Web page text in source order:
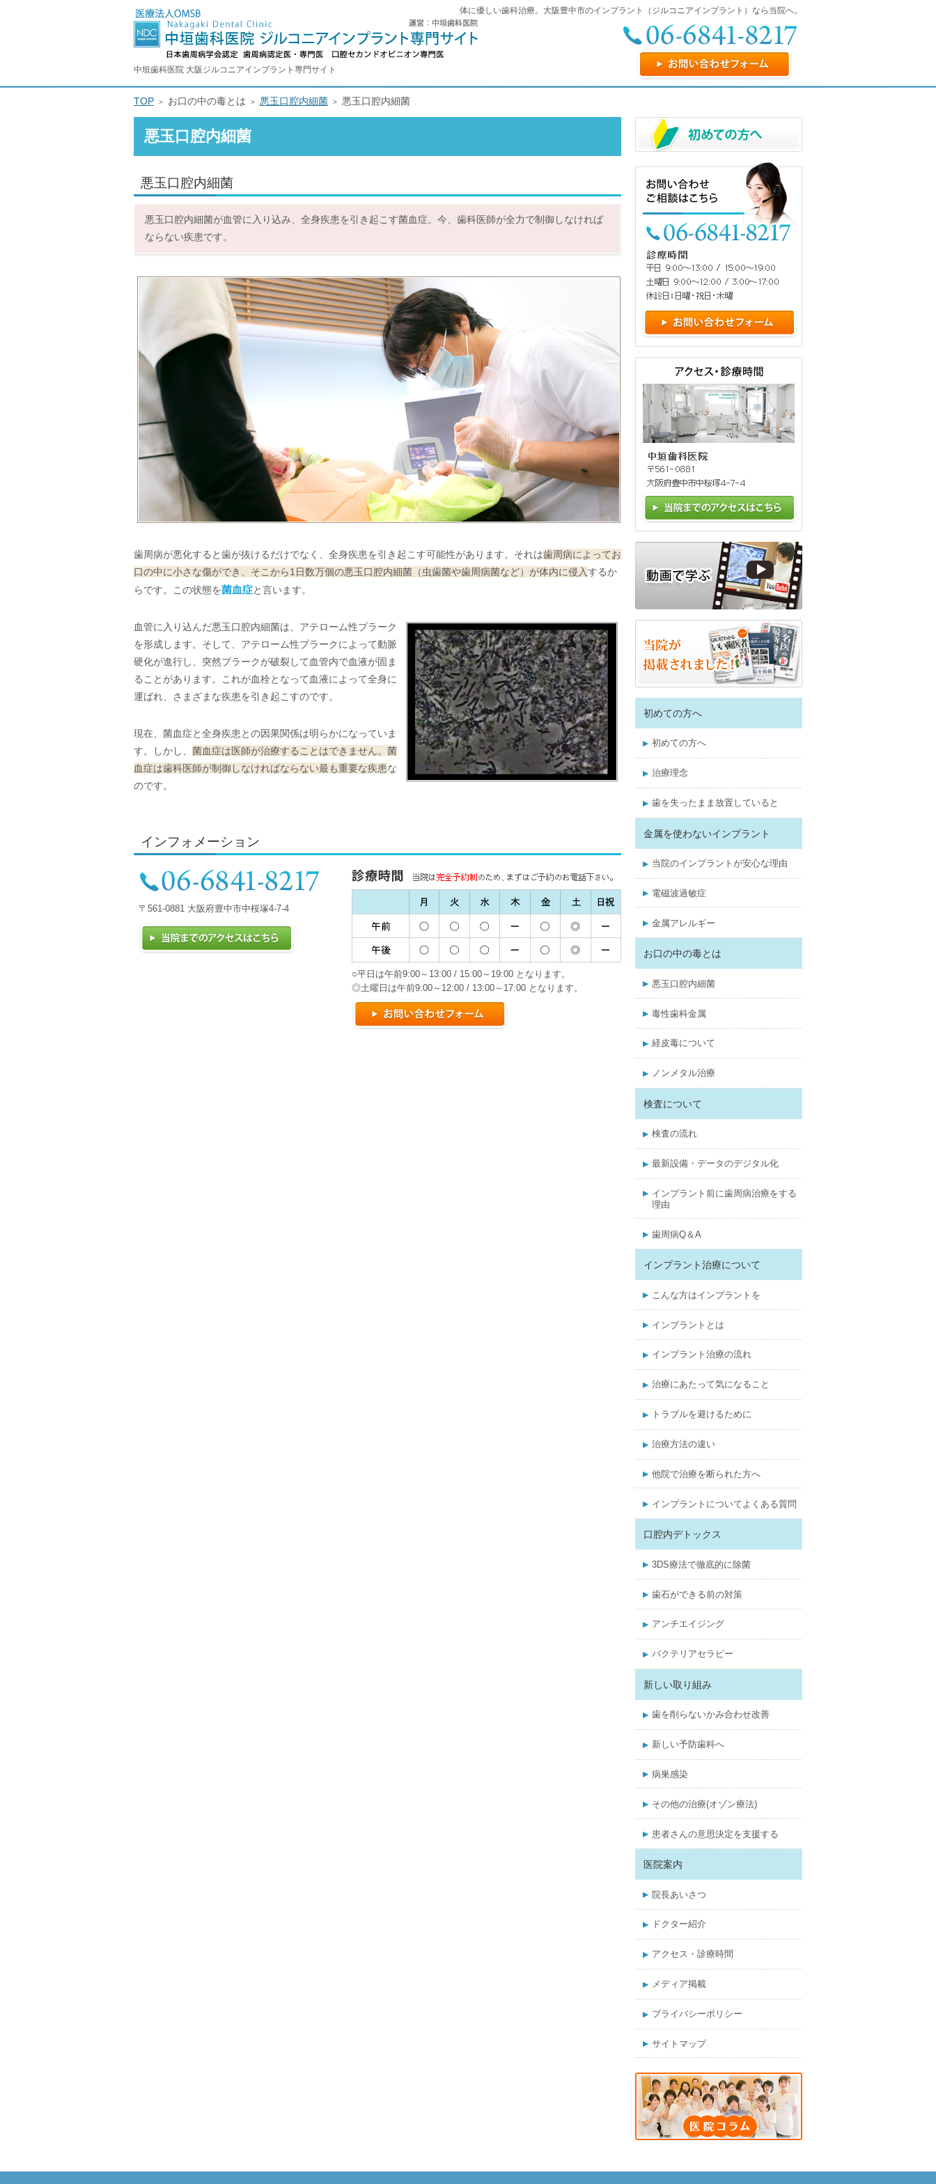
悪玉口腔内細菌
体に優しい歯科治療。大阪豊中市のインプラント（ジルコニアインプラント）なら当院へ。
中垣歯科医院 大阪ジルコニアインプラント専門サイト
悪玉口腔内細菌
悪玉口腔内細菌が血管に入り込み、全身疾患を引き起こす菌血症。今、歯科医師が全力で制御しなければ
ならない疾患です。
歯周病が悪化すると歯が抜けるだけでなく、全身疾患を引き起こす可能性があります。それは歯周病によってお
口の中に小さな傷ができ、そこから1日数万個の悪玉口腔内細菌（虫歯菌や歯周病菌など）が体内に侵入するか
らです。この状態を菌血症と言います。
血管に入り込んだ悪玉口腔内細菌は、アテローム性プラーク
を形成します。そして、アテローム性プラークによって動脈
硬化が進行し、突然プラークが破裂して血管内で血液が固ま
ることがあります。これが血栓となって血液によって全身に
運ばれ、さまざまな疾患を引き起こすのです。
現在、菌血症と全身疾患との因果関係は明らかになっていま
す。しかし、 菌血症は医師が治療することはできません。菌
血症は歯科医師が制御しなければならない最も重要な疾患な
のです。
インフォメーション
〒561-0881 大阪府豊中市中桜塚4-7-4
○平日は午前9:00～13:00 / 15:00～19:00 となります。
◎土曜日は午前9:00～12:00 / 13:00～17:00 となります。
初めての方へ
初めての方へ
治療理念
歯を失ったまま放置していると
金属を使わないインプラント
当院のインプラントが安心な理由
電磁波過敏症
金属アレルギー
お口の中の毒とは
悪玉口腔内細菌
毒性歯科金属
経皮毒について
ノンメタル治療
検査について
検査の流れ
最新設備・データのデジタル化
インプラント前に歯周病治療をする
理由
歯周病Q＆A
インプラント治療について
こんな方はインプラントを
インプラントとは
インプラント治療の流れ
治療にあたって気になること
トラブルを避けるために
治療方法の違い
他院で治療を断られた方へ
インプラントについてよくある質問
口腔内デトックス
3DS療法で徹底的に除菌
歯石ができる前の対策
アンチエイジング
バクテリアセラピー
新しい取り組み
歯を削らないかみ合わせ改善
新しい予防歯科へ
病巣感染
その他の治療(オゾン療法)
患者さんの意思決定を支援する
医院案内
院長あいさつ
ドクター紹介
アクセス・診療時間
メディア掲載
プライバシーポリシー
サイトマップ
TOP お口の中の毒とは 悪玉口腔内細菌 悪玉口腔内細菌